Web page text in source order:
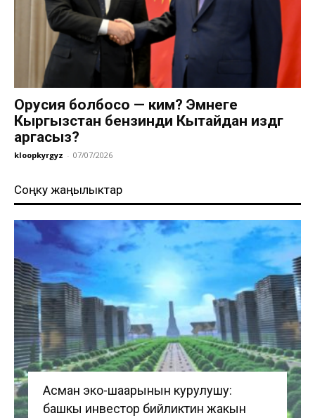
Орусия болбосо — ким? Эмнеге
Кыргызстан бензинди Кытайдан издөөгө
аргасыз?
kloopkyrgyz - 07/07/2026
Соңку жаңылыктар
Асман эко-шаарынын курулушу:
башкы инвестор бийликтин жакын